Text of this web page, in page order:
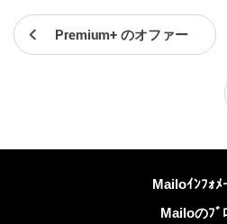
Premium+ のオファー
Mailoｲﾝﾌｫﾒ
Mailoのﾌﾞ